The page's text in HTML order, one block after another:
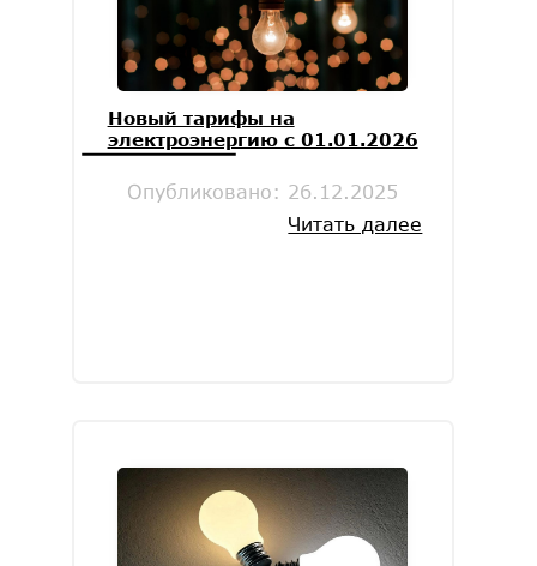
Новый тарифы на
электроэнергию с 01.01.2026
Опубликовано: 26.12.2025
Читать далее